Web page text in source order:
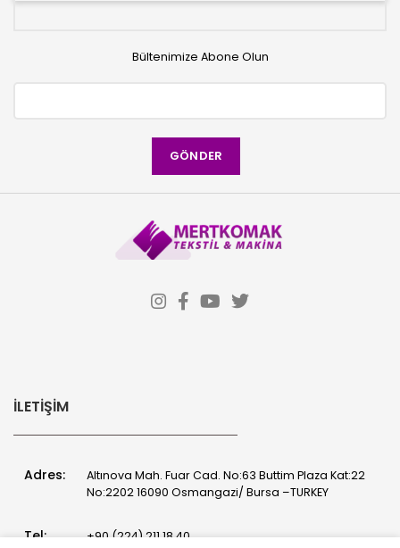
Bültenimize Abone Olun
İLETIŞIM
Adres:
Altınova Mah. Fuar Cad. No:63 Buttim Plaza Kat:22
No:2202 16090 Osmangazi/ Bursa –TURKEY
Tel: +90 (224) 211 18 40